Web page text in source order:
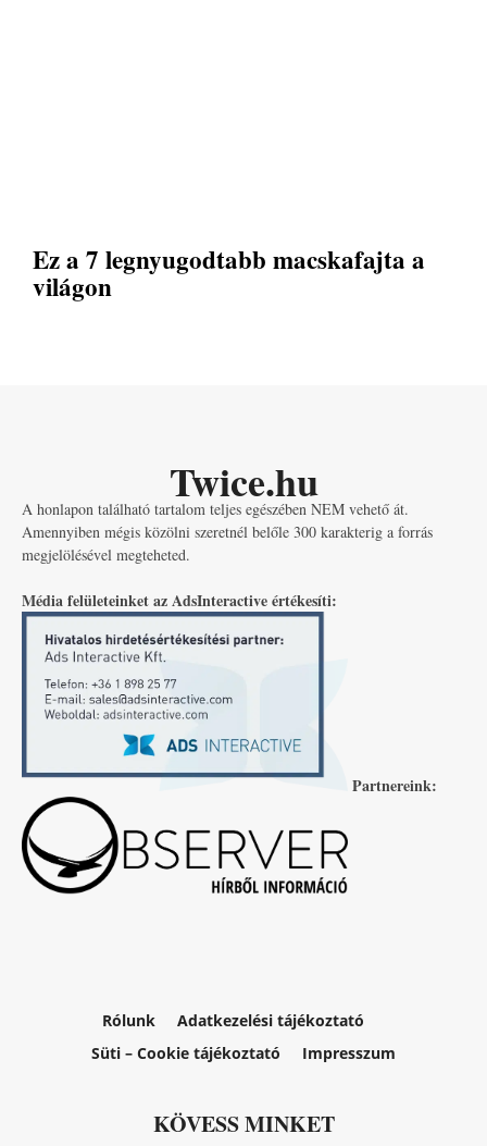
Ez a 7 legnyugodtabb macskafajta a
világon
Twice.hu
A honlapon található tartalom teljes egészében NEM vehető át.
Amennyiben mégis közölni szeretnél belőle 300 karakterig a forrás
megjelölésével megteheted.
Média felületeinket az AdsInteractive értékesíti:
Partnereink:
Rólunk
Adatkezelési tájékoztató
Süti – Cookie tájékoztató
Impresszum
KÖVESS MINKET